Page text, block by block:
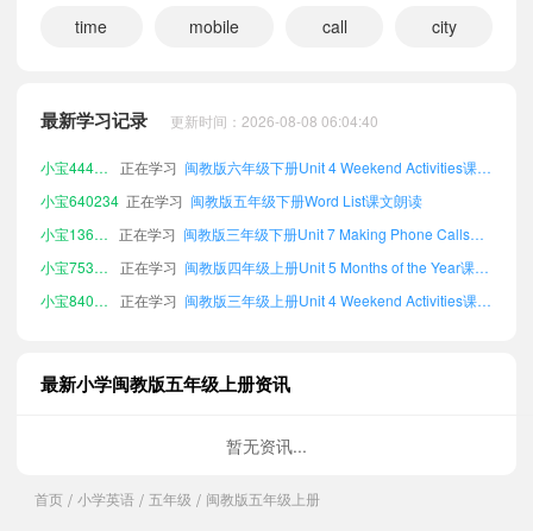
time mobile call city
最新学习记录 更新时间：2026-08-08 06:04:40
小宝611577
闽教版六年级下册Review 2课文朗读
小宝444786 正在学习
小宝640234
正在学习
闽教版五年级下册Word List课文朗读
小宝136011 正在学习
小宝753905
正在学习
闽教版四年级上册Unit 5 Months of the Year课文朗读
小宝840324
正在学习
闽教版三年级上册Unit 4 Weekend Activities课文朗读
小宝833792
正在学习
闽教版三年级下册Review 1课文朗读
小宝413045 正在学习
小宝339896 正在学习
最新小学闽教版五年级上册资讯
暂无资讯...
首页 / 小学英语 / 五年级 / 闽教版五年级上册